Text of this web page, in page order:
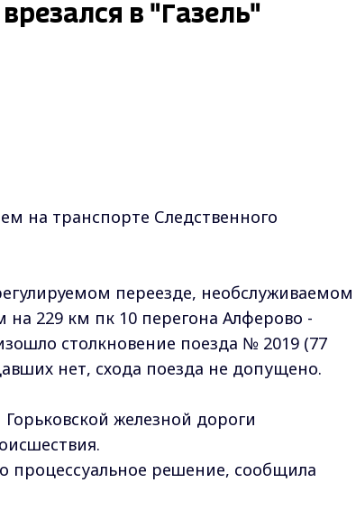
в "Газель"
на транспорте Следственного
переезде, необслуживаемом
229 км пк 10 перегона Алферово -
столкновение поезда № 2019 (77
нет, схода поезда не допущено.
железной дороги
процессуальное решение, сообщила